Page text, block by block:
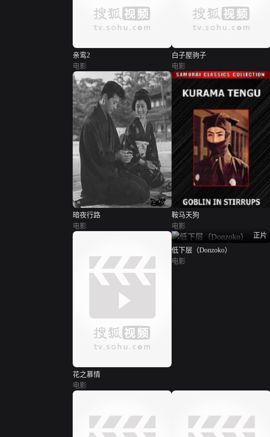
亲鸾2
电影
白子屋驹子
电影
暗夜行路
电影
鞍马天狗
电影
花之慕情
电影
正片
低下层（Donzoko）
电影